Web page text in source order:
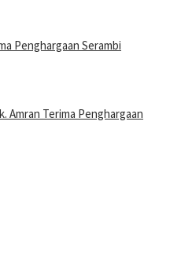
Penghargaan Serambi
Amran Terima Penghargaan